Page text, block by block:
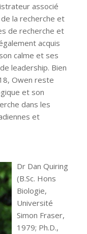
associé
la recherche et
de recherche et
acquis
calme et ses
leadership. Bien
Owen reste
et son
dans les
et
Dr Dan Quiring
(B.Sc. Hons
Biologie,
Université
Simon Fraser,
1979; Ph.D.,